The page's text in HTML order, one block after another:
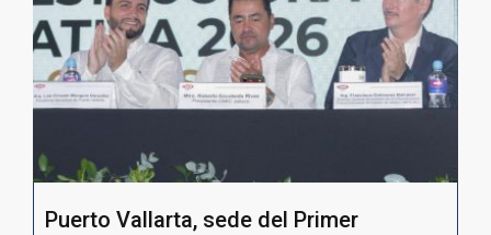
Puerto Vallarta, sede del Primer